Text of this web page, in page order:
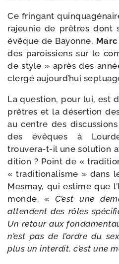
Ce frin­gant
rajeu­nie de prêtres dont
évêque de Bayonne,
des parois­siens sur le
de style » après des
cler­gé aujourd’­hui
La ques­tion, pour lui, est
prêtres et la déser­tion
au centre des
des évêques à
trouvera-​t-​il une solu­tion
di­tion ? Point de «
« tra­di­tio­na­lisme » dans
Mesmay, qui estime que
monde. «C’est une
attendent des rôles
Un retour aux
n’est pas de l’ordre du
plus un inter­dit, c’est une